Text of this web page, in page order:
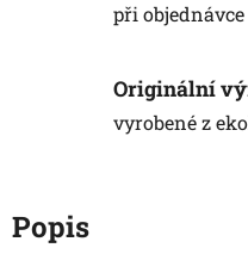
při
Originální
vyrobené z
Popis